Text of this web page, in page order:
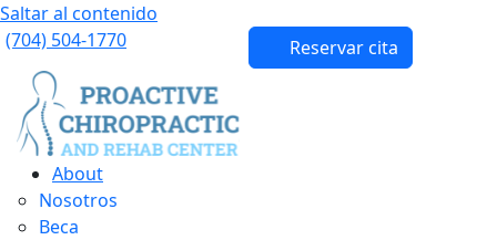
Saltar al contenido
(704) 504-1770
Reservar cita
About
Nosotros
Beca